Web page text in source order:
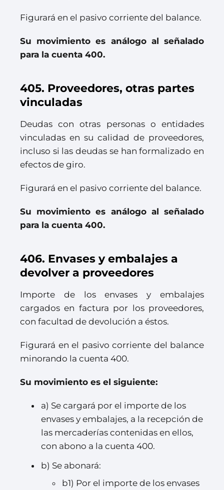
Figurará en el pasivo corriente del balance.
Su movimiento es análogo al señalado
para la cuenta 400.
405. Proveedores, otras partes
vinculadas
Deudas con otras personas o entidades
vinculadas en su calidad de proveedores,
incluso si las deudas se han formalizado en
efectos de giro.
Figurará en el pasivo corriente del balance.
Su movimiento es análogo al señalado
para la cuenta 400.
406. Envases y embalajes a
devolver a proveedores
Importe de los envases y embalajes
cargados en factura por los proveedores,
con facultad de devolución a éstos.
Figurará en el pasivo corriente del balance
minorando la cuenta 400.
Su movimiento es el siguiente:
a) Se cargará por el importe de los
envases y embalajes, a la recepción de
las mercaderías contenidas en ellos,
con abono a la cuenta 400.
b) Se abonará:
b1) Por el importe de los envases